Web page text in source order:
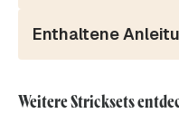
Enthaltene
Weitere Stricksets